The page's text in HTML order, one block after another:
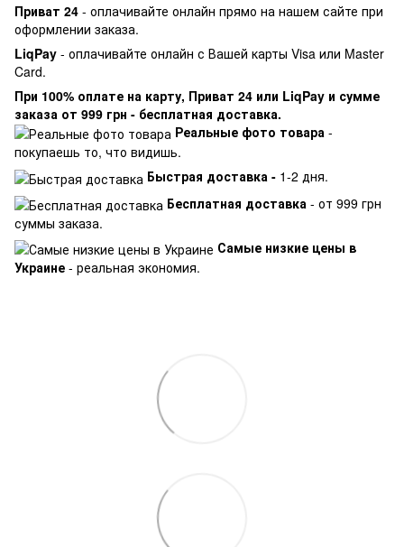
Приват 24 - оплачивайте онлайн прямо на нашем сайте при
оформлении заказа.
LiqPay - оплачивайте онлайн с Вашей карты Visa или Master
Card.
При 100% оплате на карту, Приват 24 или LiqPay и сумме
заказа от 999 грн - бесплатная доставка.
Реальные фото товара -
покупаешь то, что видишь.
Быстрая доставка - 1-2 дня.
Бесплатная доставка - от 999 грн
суммы заказа.
Самые низкие цены в
Украине - реальная экономия.